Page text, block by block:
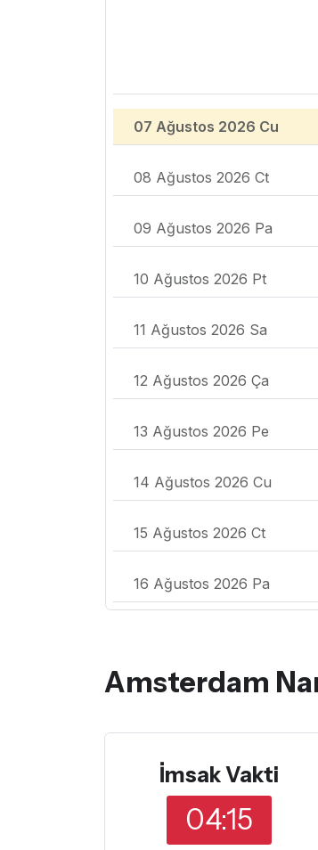
07 Ağustos 2026 Cu
08 Ağustos 2026 Ct
09 Ağustos 2026 Pa
10 Ağustos 2026 Pt
11 Ağustos 2026 Sa
12 Ağustos 2026 Ça
13 Ağustos 2026 Pe
14 Ağustos 2026 Cu
15 Ağustos 2026 Ct
16 Ağustos 2026 Pa
Amsterdam
İmsak Vakti
04:15